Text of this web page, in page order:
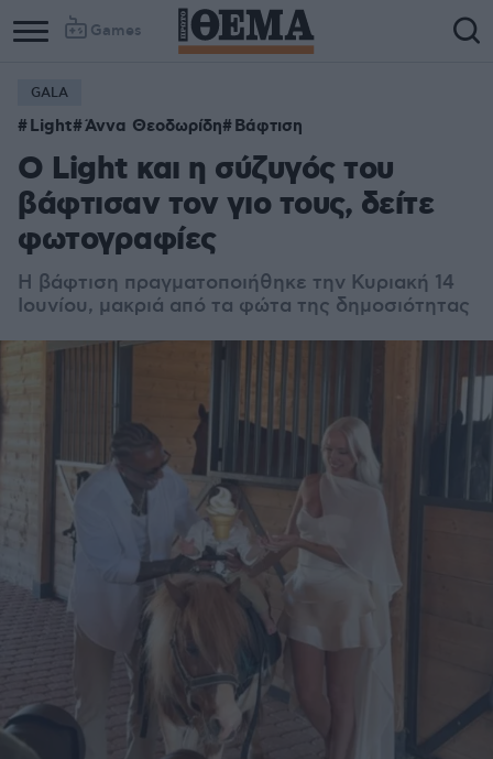
Games
GALA
Light Άννα Θεοδωρίδη Βάφτιση
Ο Light και η σύζυγός του
βάφτισαν τον γιο τους, δείτε
φωτογραφίες
Η βάφτιση πραγματοποιήθηκε την Κυριακή 14
Ιουνίου, μακριά από τα φώτα της δημοσιότητας